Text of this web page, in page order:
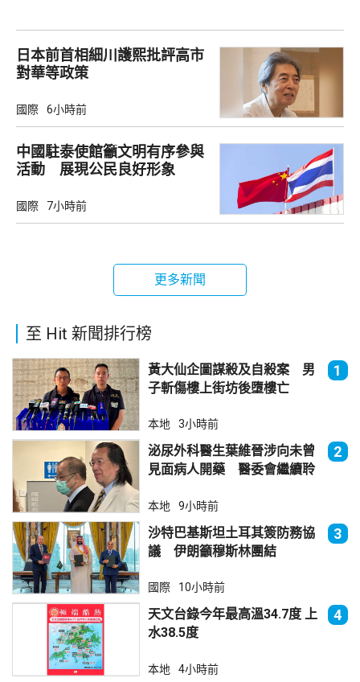
日本前首相細川護熙批評高市
對華等政策
國際 6小時前
中國駐泰使館籲文明有序參與
活動 展現公民良好形象
國際 7小時前
更多新聞
至 Hit 新聞排行榜
黃大仙企圖謀殺及自殺案 男
子斬傷樓上街坊後墮樓亡
1
本地 3小時前
泌尿外科醫生葉維晉涉向未曾
見面病人開藥 醫委會繼續聆
2
本地 9小時前
沙特巴基斯坦土耳其簽防務協
議 伊朗籲穆斯林團結
3
國際 10小時前
天文台錄今年最高溫34.7度 上
水38.5度
4
本地 4小時前